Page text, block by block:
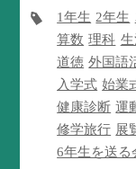
1年生 2年生
算数 理科
道徳 外国語
入学式 始業
健康診断 運
修学旅行 展
6年生を送る